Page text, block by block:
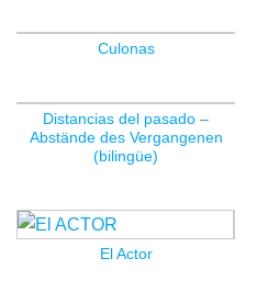
Culonas
Distancias del pasado –
Abstände des Vergangenen
(bilingüe)
El Actor